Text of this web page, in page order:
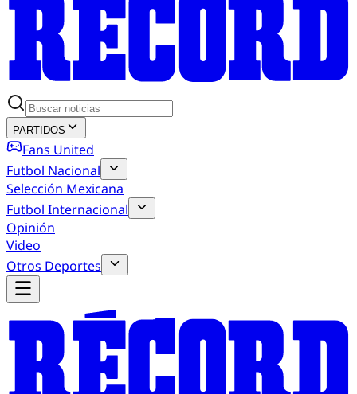
PARTIDOS
Fans United
Futbol Nacional
Selección Mexicana
Futbol Internacional
Opinión
Video
Otros Deportes